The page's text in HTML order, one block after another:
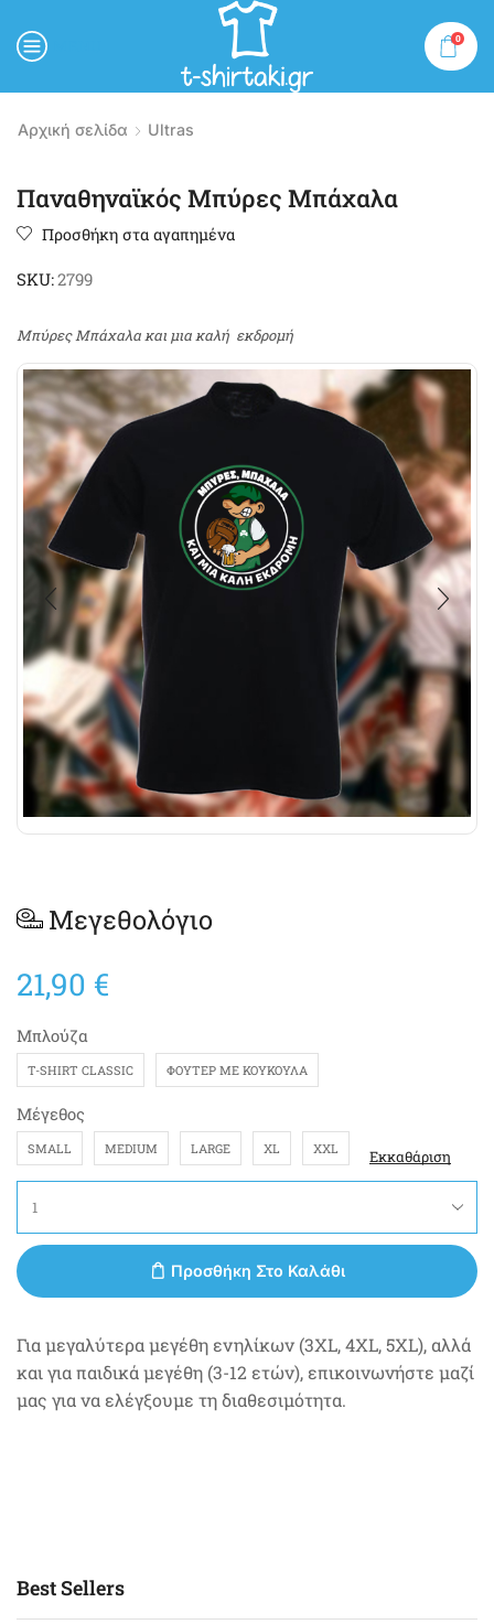
0
Αρχική σελίδα Ultras
Παναθηναϊκός Μπύρες Μπάχαλα
Προσθήκη στα αγαπημένα
SKU:2799
Μπύρες Μπάχαλα και μια καλή εκδρομή
Μεγεθολόγιο
21,90 €
Μπλούζα
T-SHIRT CLASSIC ΦΟΎΤΕΡ ΜΕ ΚΟΥΚΟΎΛΑ
Μέγεθος
SMALL MEDIUM LARGE XL XXL Εκκαθάριση
Προσθήκη Στο Καλάθι
Για μεγαλύτερα μεγέθη ενηλίκων (3XL, 4XL, 5XL), αλλά
και για παιδικά μεγέθη (3-12 ετών), επικοινωνήστε μαζί
μας για να ελέγξουμε τη διαθεσιμότητα.
Best Sellers